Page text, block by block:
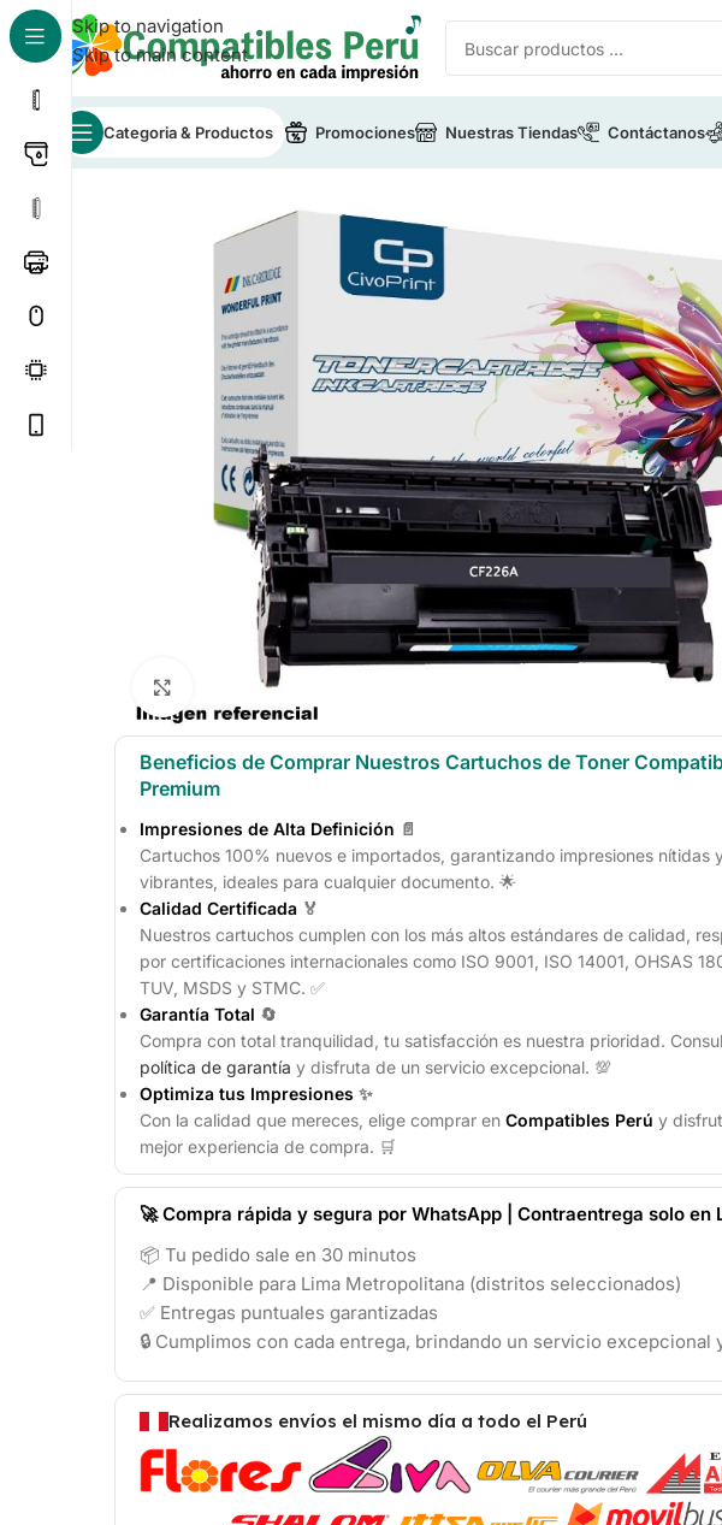
Skip to navigation
Skip to main content
Categoria & Productos Promociones Nuestras Tiendas Contáctanos
Inicio/Toner para Impresoras
Click to enlarge
Beneficios de Comprar Nuestros Cartuchos de Toner
Premium
Impresiones de Alta Definición 📄
Cartuchos 100% nuevos e importados, garantizando impresiones nítidas
vibrantes, ideales para cualquier documento. 🌟
Calidad Certificada 🏅
Nuestros cartuchos cumplen con los más altos estándares de calidad,
por certificaciones internacionales como ISO 9001, ISO 14001, OHSAS
TUV, MSDS y STMC. ✅
Garantía Total 🔄
Compra con total tranquilidad, tu satisfacción es nuestra prioridad.
política de garantía y disfruta de un servicio excepcional. 💯
Optimiza tus Impresiones ✨
Con la calidad que mereces, elige comprar en Compatibles Perú y
mejor experiencia de compra. 🛒
🚀 Compra rápida y segura por WhatsApp | Contraentrega solo en
📦 Tu pedido sale en 30 minutos
📍 Disponible para Lima Metropolitana (distritos seleccionados)
✅ Entregas puntuales garantizadas
🔒 Cumplimos con cada entrega, brindando un servicio excepcional
Realizamos envíos el mismo día a todo el Perú